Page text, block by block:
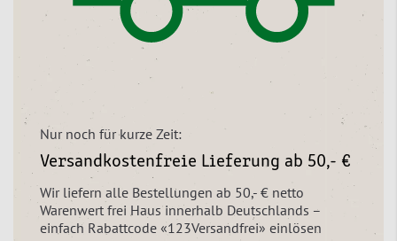
Nur noch für kurze Zeit:
Versandkostenfreie Lieferung ab 50,- €
Wir liefern alle Bestellungen ab 50,- € netto
Warenwert frei Haus innerhalb Deutschlands –
einfach Rabattcode «123Versandfrei» einlösen